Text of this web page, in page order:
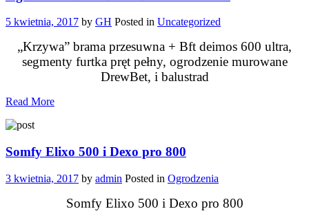
5 kwietnia, 2017 by GH Posted in Uncategorized
„Krzywa” brama przesuwna + Bft deimos 600 ultra,
segmenty furtka pręt pełny, ogrodzenie murowane
DrewBet, i balustrad
Read More
Somfy Elixo 500 i Dexo pro 800
3 kwietnia, 2017 by admin Posted in Ogrodzenia
Somfy Elixo 500 i Dexo pro 800